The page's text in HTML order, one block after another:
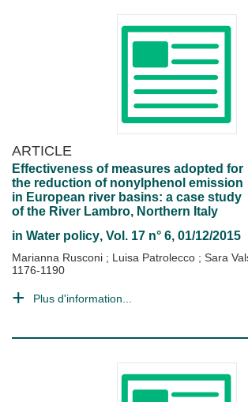
ARTICLE
Effectiveness of measures adopted for
the reduction of nonylphenol emission
in European river basins: a case study
of the River Lambro, Northern Italy
in Water policy, Vol. 17 n° 6, 01/12/2015
Marianna Rusconi ; Luisa Patrolecco ; Sara
1176-1190
Plus d'information...